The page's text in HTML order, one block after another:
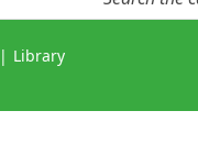
Library